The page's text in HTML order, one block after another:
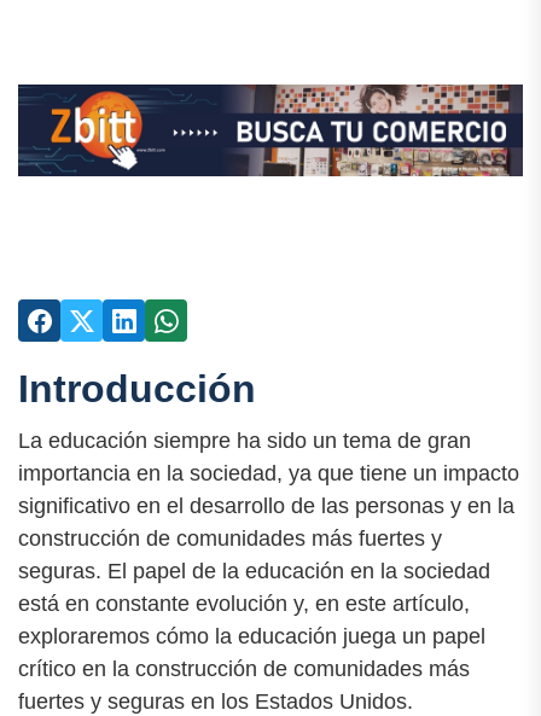
Introducción
La educación siempre ha sido un tema de gran
importancia en la sociedad, ya que tiene un impacto
significativo en el desarrollo de las personas y en la
construcción de comunidades más fuertes y
seguras. El papel de la educación en la sociedad
está en constante evolución y, en este artículo,
exploraremos cómo la educación juega un papel
crítico en la construcción de comunidades más
fuertes y seguras en los Estados Unidos.